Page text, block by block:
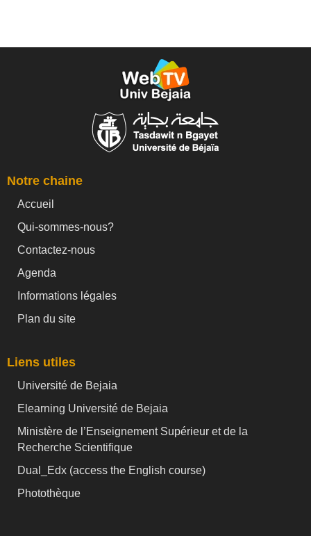
Notre chaine
Accueil
Qui-sommes-nous?
Contactez-nous
Agenda
Informations légales
Plan du site
Liens utiles
Université de Bejaia
Elearning Université de Bejaia
Ministère de l’Enseignement Supérieur et de la
Recherche Scientifique
Dual_Edx (access the English course)
Photothèque